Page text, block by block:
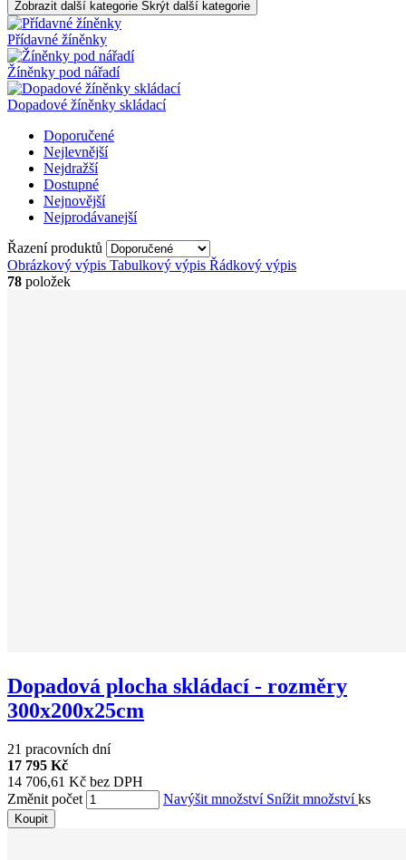
Zobrazit další kategorie Skrýt další kategorie
Přídavné žíněnky
Žíněnky pod nářadí
Dopadové žíněnky skládací
Doporučené
Nejlevnější
Nejdražší
Dostupné
Nejnovější
Nejprodávanejší
Řazení produktů
Obrázkový výpis Tabulkový výpis Řádkový výpis
78 položek
Dopadová plocha skládací - rozměry
300x200x25cm
21 pracovních dní
17 795 Kč
14 706,61 Kč bez DPH
Změnit počet
Navýšit množství Snížit množstvíks
Koupit